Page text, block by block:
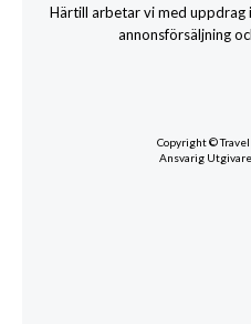
Härtill arbetar vi med uppdrag
annonsförsäljning
Copyright ©
Ansvarig